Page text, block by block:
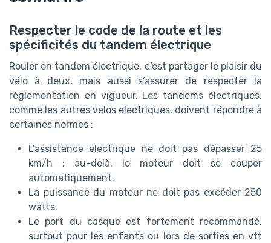
Respecter le code de la route et les
spécificités du tandem électrique
Rouler en tandem électrique, c’est partager le plaisir du
vélo à deux, mais aussi s’assurer de respecter la
réglementation en vigueur. Les tandems électriques,
comme les autres velos electriques, doivent répondre à
certaines normes :
L’assistance electrique ne doit pas dépasser 25
km/h ; au-delà, le moteur doit se couper
automatiquement.
La puissance du moteur ne doit pas excéder 250
watts.
Le port du casque est fortement recommandé,
surtout pour les enfants ou lors de sorties en vtt